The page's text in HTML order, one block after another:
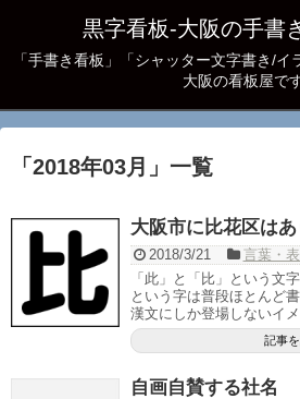
黒字看板‐大阪の手書
「手書き看板」「シャッター文字書き/
大阪の看板屋で
「 2018年03月 」 一覧
大阪市に比花区は
2018/3/21
言葉・
「此」と「比」という文
という字は普段ほとんど
漢文にしか登場しないイ
記事
自画自賛する社名